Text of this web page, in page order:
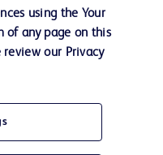
using the Your
of any page on this
our Privacy